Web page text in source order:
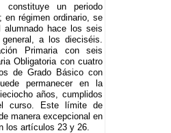
constituye un periodo
en régimen ordinario, se
hace los seis
a los dieciséis.
Primaria con seis
Obligatoria con cuatro
de Grado Básico con
permanecer en la
años, cumplidos
curso. Este límite de
manera excepcional en
los artículos 23 y 26.